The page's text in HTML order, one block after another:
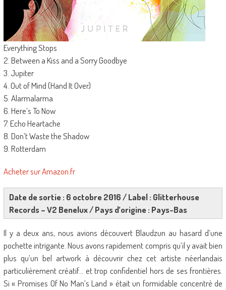
Everything Stops
2. Between a Kiss and a Sorry Goodbye
3. Jupiter
4. Out of Mind (Hand It Over)
5. Alarmalarma
6. Here’s To Now
7. Echo Heartache
8. Don’t Waste the Shadow
9. Rotterdam
Acheter sur Amazon.fr
Date de sortie : 6 octobre 2016 / Label : Glitterhouse
Records – V2 Benelux / Pays d’origine : Pays-Bas
Il y a deux ans, nous avions découvert Blaudzun au hasard d’une
pochette intrigante. Nous avons rapidement compris qu’il y avait bien
plus qu’un bel artwork à découvrir chez cet artiste néerlandais
particulièrement créatif… et trop confidentiel hors de ses frontières.
Si « Promises Of No Man’s Land » était un formidable concentré de